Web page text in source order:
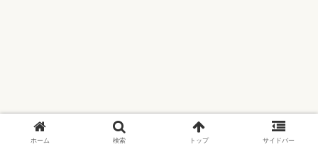
ホーム 検索 トップ サイドバー